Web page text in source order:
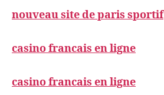
nouveau site de paris sportif
casino francais en ligne
casino francais en ligne